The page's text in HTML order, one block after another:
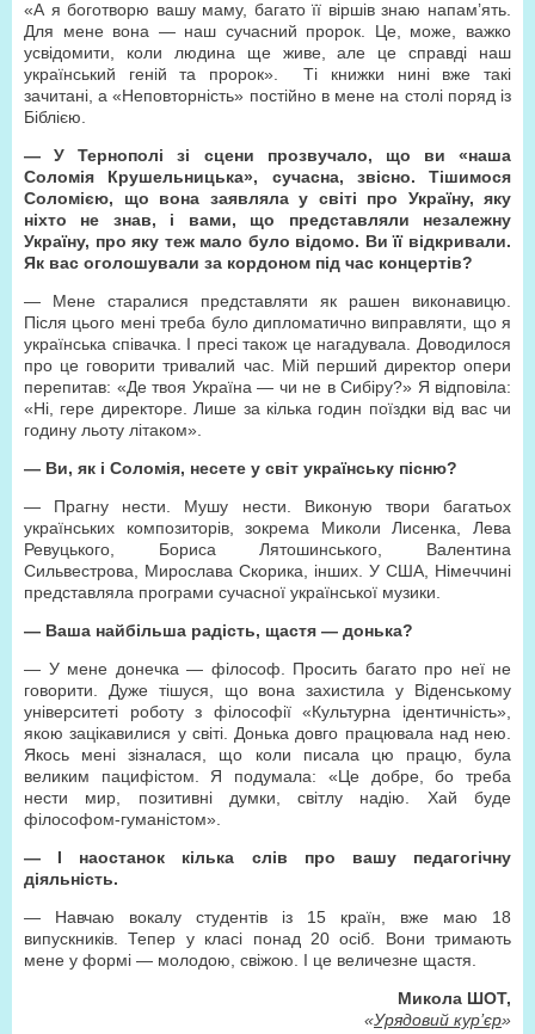
«А я боготворю вашу маму, багато її віршів знаю напам’ять.
Для мене вона — наш сучасний пророк. Це, може, важко
усвідомити, коли людина ще живе, але це справді наш
український геній та пророк». Ті книжки нині вже такі
зачитані, а «Неповторність» постійно в мене на столі поряд із
Біблією.
—У Тернополі зі сцени прозвучало, що ви «наша
Соломія Крушельницька», сучасна, звісно. Тішимося
Соломією, що вона заявляла у світі про Україну, яку
ніхто не знав, і вами, що представляли незалежну
Україну, про яку теж мало було відомо. Ви її відкривали.
Як вас оголошували за кордоном під час концертів?
— Мене старалися представляти як рашен виконавицю.
Після цього мені треба було дипломатично виправляти, що я
українська співачка. І пресі також це нагадувала. Доводилося
про це говорити тривалий час. Мій перший директор опери
перепитав: «Де твоя Україна — чи не в Сибіру?» Я відповіла:
«Ні, гере директоре. Лише за кілька годин поїздки від вас чи
годину льоту літаком».
— Ви, як і Соломія, несете у світ українську пісню?
— Прагну нести. Мушу нести. Виконую твори багатьох
українських композиторів, зокрема Миколи Лисенка, Лева
Ревуцького, Бориса Лятошинського, Валентина
Сильвестрова, Мирослава Скорика, інших. У США, Німеччині
представляла програми сучасної української музики.
— Ваша найбільша радість, щастя — донька?
— У мене донечка — філософ. Просить багато про неї не
говорити. Дуже тішуся, що вона захистила у Віденському
університеті роботу з філософії «Культурна ідентичність»,
якою зацікавилися у світі. Донька довго працювала над нею.
Якось мені зізналася, що коли писала цю працю, була
великим пацифістом. Я подумала: «Це добре, бо треба
нести мир, позитивні думки, світлу надію. Хай буде
філософом-гуманістом».
— І наостанок кілька слів про вашу педагогічну
діяльність.
— Навчаю вокалу студентів із 15 країн, вже маю 18
випускників. Тепер у класі понад 20 осіб. Вони тримають
мене у формі — молодою, свіжою. І це величезне щастя.
Микола ШОТ,
«Урядовий кур’єр»